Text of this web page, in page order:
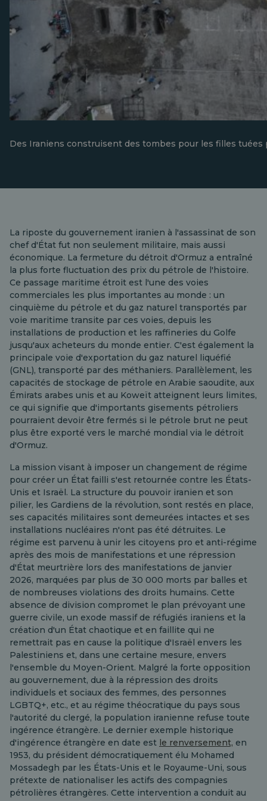
Des Iraniens construisent des tombes pour les filles tuées
La riposte du gouvernement iranien à l'assassinat de son
chef d'État fut non seulement militaire, mais aussi
économique. La fermeture du détroit d'Ormuz a entraîné
la plus forte fluctuation des prix du pétrole de l'histoire.
Ce passage maritime étroit est l'une des voies
commerciales les plus importantes au monde : un
cinquième du pétrole et du gaz naturel transportés par
voie maritime transite par ces voies, depuis les
installations de production et les raffineries du Golfe
jusqu'aux acheteurs du monde entier. C'est également la
principale voie d'exportation du gaz naturel liquéfié
(GNL), transporté par des méthaniers. Parallèlement, les
capacités de stockage de pétrole en Arabie saoudite, aux
Émirats arabes unis et au Koweït atteignent leurs limites,
ce qui signifie que d'importants gisements pétroliers
pourraient devoir être fermés si le pétrole brut ne peut
plus être exporté vers le marché mondial via le détroit
d'Ormuz.
La mission visant à imposer un changement de régime
pour créer un État failli s'est retournée contre les États-
Unis et Israël. La structure du pouvoir iranien et son
pilier, les Gardiens de la révolution, sont restés en place,
ses capacités militaires sont demeurées intactes et ses
installations nucléaires n'ont pas été détruites. Le
régime est parvenu à unir les citoyens pro et anti-régime
après des mois de manifestations et une répression
d'État meurtrière lors des manifestations de janvier
2026, marquées par plus de 30 000 morts par balles et
de nombreuses violations des droits humains. Cette
absence de division compromet le plan prévoyant une
guerre civile, un exode massif de réfugiés iraniens et la
création d'un État chaotique et en faillite qui ne
remettrait pas en cause la politique d'Israël envers les
Palestiniens et, dans une certaine mesure, envers
l'ensemble du Moyen-Orient. Malgré la forte opposition
au gouvernement, due à la répression des droits
individuels et sociaux des femmes, des personnes
LGBTQ+, etc., et au régime théocratique du pays sous
l'autorité du clergé, la population iranienne refuse toute
ingérence étrangère. Le dernier exemple historique
d'ingérence étrangère en date est le renversement, en
1953, du président démocratiquement élu Mohamed
Mossadegh par les États-Unis et le Royaume-Uni, sous
prétexte de nationaliser les actifs des compagnies
pétrolières étrangères. Cette intervention a conduit au